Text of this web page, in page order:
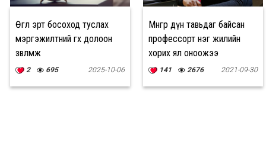
Өглөө эрт босоход туслах
мэргэжилтний өгөх долоон
зөвлөмж
2 695 2025-10-06
Мөнгөөр дүн тавьдаг байсан
профессорт нэг жилийн
хорих ял оноожээ
141 2676 2021-09-30